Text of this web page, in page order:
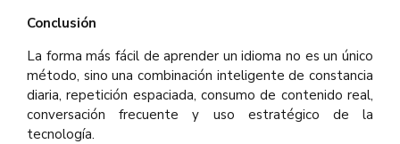
Conclusión
La forma más fácil de aprender un idioma no es un único
método, sino una combinación inteligente de constancia
diaria, repetición espaciada, consumo de contenido real,
conversación frecuente y uso estratégico de la
tecnología.